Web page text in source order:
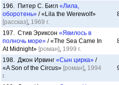
196. Питер С. Бигл «Лила,
оборотень» / «Lila the Werewolf»
[рассказ], 1969 г.
197. Стив Эриксон «Явилось в
полночь море» / «The Sea Came In
At Midnight» [роман], 1999 г.
198. Джон Ирвинг «Сын цирка» /
«A Son of the Circus» [роман], 1994
г.